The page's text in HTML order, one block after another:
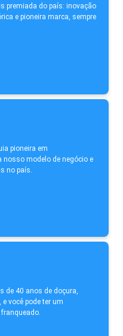
premiada do país: inovação
e pioneira marca, sempre
pioneira em
modelo de negócio e
no país.
de 40 anos de doçura,
você pode ter um